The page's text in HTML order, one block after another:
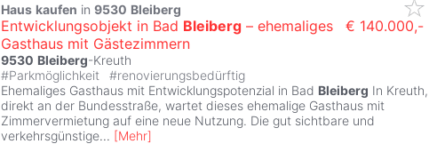
Haus kaufen in 9530 Bleiberg
Entwicklungsobjekt in Bad Bleiberg – ehemaliges
Gasthaus mit Gästezimmern
€ 140.000,-
9530 Bleiberg-Kreuth
#Parkmöglichkeit #renovierungsbedürftig
Ehemaliges Gasthaus mit Entwicklungspotenzial in Bad Bleiberg In Kreuth,
direkt an der Bundesstraße, wartet dieses ehemalige Gasthaus mit
Zimmervermietung auf eine neue Nutzung. Die gut sichtbare und
verkehrsgünstige... [Mehr]